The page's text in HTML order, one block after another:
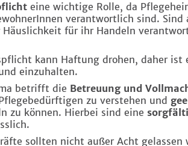
eine wichtige Rolle, da
verantwortlich sind.
für ihr Handeln
kann Haftung drohen, daher ist
einzuhalten.
betrifft die Betreuung und
zu verstehen und
zu können. Hierbei sind eine
sollten nicht außer Acht gelassen